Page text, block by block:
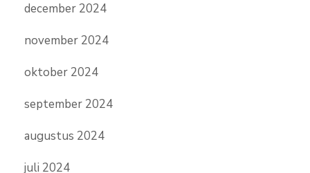
december 2024
november 2024
oktober 2024
september 2024
augustus 2024
juli 2024